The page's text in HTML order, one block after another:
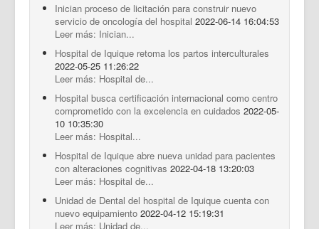
Inician proceso de licitación para construir nuevo
servicio de oncología del hospital 2022-06-14 16:04:53
Leer más: Inician...
Hospital de Iquique retoma los partos interculturales
2022-05-25 11:26:22
Leer más: Hospital de...
Hospital busca certificación internacional como centro
comprometido con la excelencia en cuidados 2022-05-
10 10:35:30
Leer más: Hospital...
Hospital de Iquique abre nueva unidad para pacientes
con alteraciones cognitivas 2022-04-18 13:20:03
Leer más: Hospital de...
Unidad de Dental del hospital de Iquique cuenta con
nuevo equipamiento 2022-04-12 15:19:31
Leer más: Unidad de...